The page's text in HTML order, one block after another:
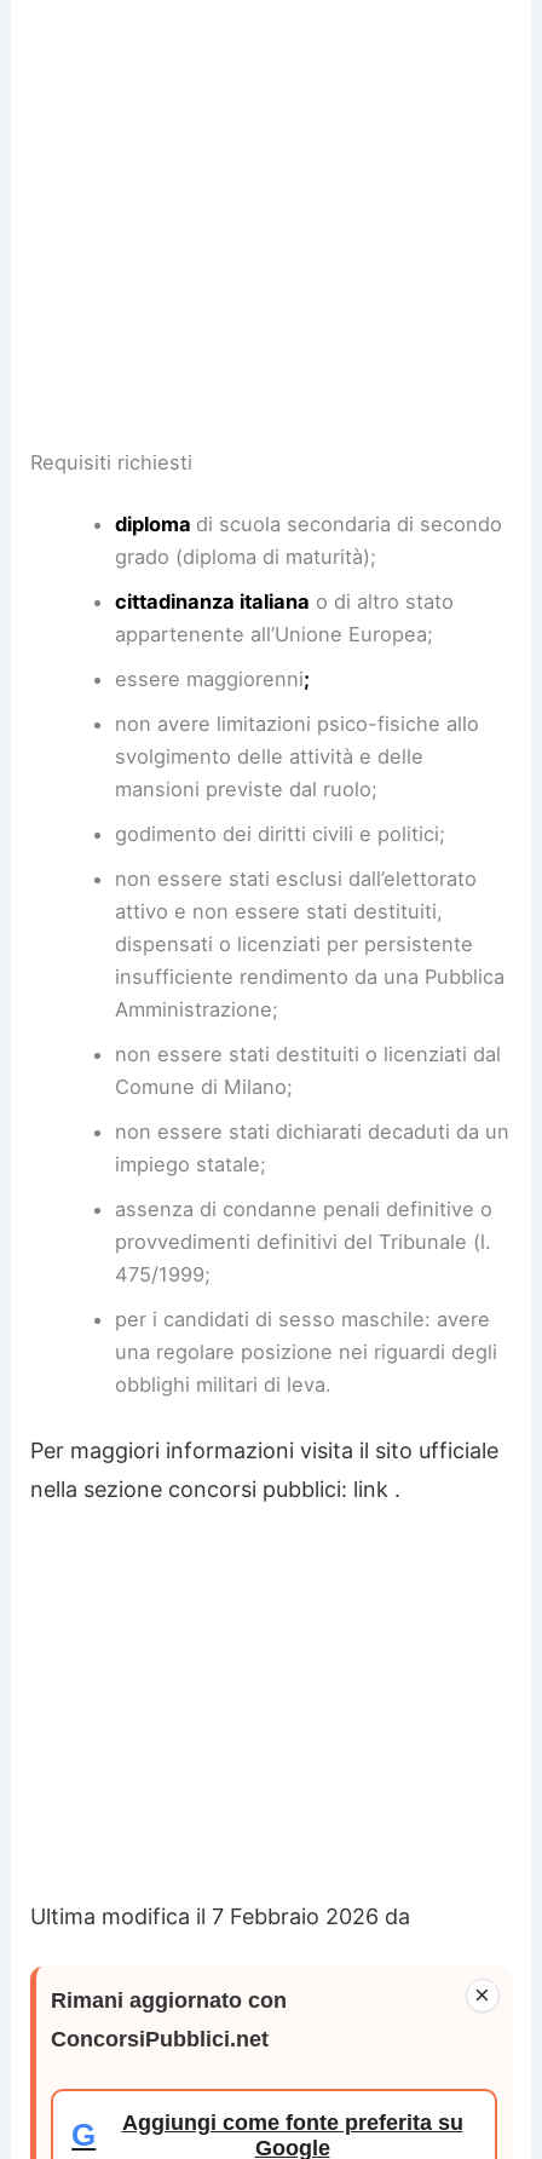
Requisiti richiesti
diploma di scuola secondaria di secondo
grado (diploma di maturità);
cittadinanza italiana o di altro stato
appartenente all’Unione Europea;
essere maggiorenni;
non avere limitazioni psico-fisiche allo
svolgimento delle attività e delle
mansioni previste dal ruolo;
godimento dei diritti civili e politici;
non essere stati esclusi dall’elettorato
attivo e non essere stati destituiti,
dispensati o licenziati per persistente
insufficiente rendimento da una Pubblica
Amministrazione;
non essere stati destituiti o licenziati dal
Comune di Milano;
non essere stati dichiarati decaduti da un
impiego statale;
assenza di condanne penali definitive o
provvedimenti definitivi del Tribunale (l.
475/1999;
per i candidati di sesso maschile: avere
una regolare posizione nei riguardi degli
obblighi militari di leva.
Per maggiori informazioni visita il sito ufficiale
nella sezione concorsi pubblici: link .
Ultima modifica il 7 Febbraio 2026 da
×
Rimani aggiornato con
ConcorsiPubblici.net
G
Aggiungi come fonte preferita su
Google